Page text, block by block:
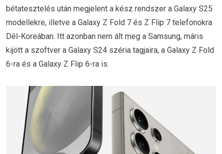
bétatesztelés után megjelent a kész rendszer a Galaxy S25
modellekre, illetve a Galaxy Z Fold 7 és Z Flip 7 telefonokra
Dél-Koreában. Itt azonban nem ált meg a Samsung, máris
kijött a szoftver a Galaxy S24 széria tagjaira, a Galaxy Z Fold
6-ra és a Galaxy Z Flip 6-ra is.